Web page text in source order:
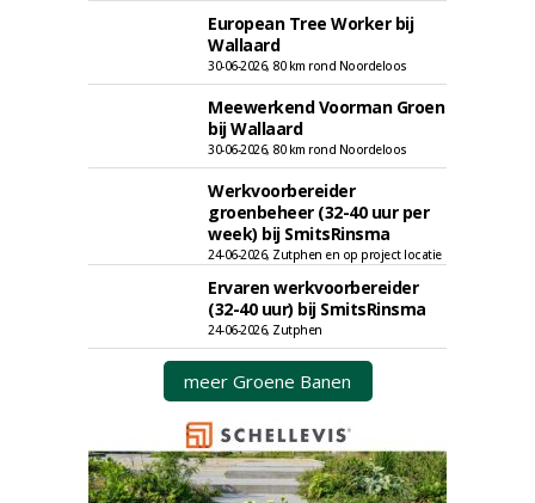
European Tree Worker bij
Wallaard
30-06-2026, 80 km rond Noordeloos
Meewerkend Voorman Groen
bij Wallaard
30-06-2026, 80 km rond Noordeloos
Werkvoorbereider
groenbeheer (32-40 uur per
week) bij SmitsRinsma
24-06-2026, Zutphen en op project locatie
Ervaren werkvoorbereider
(32-40 uur) bij SmitsRinsma
24-06-2026, Zutphen
meer Groene Banen